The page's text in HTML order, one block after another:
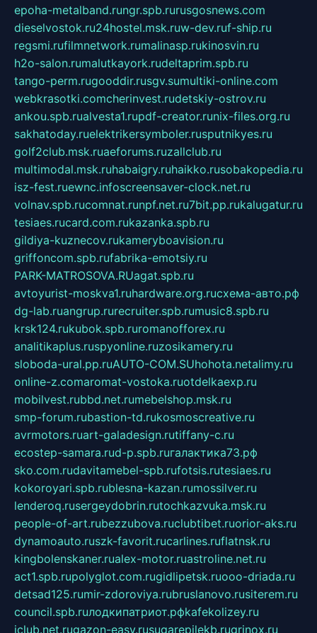
epoha-metalband.rungr.spb.rurusgosnews.com
dieselvostok.ru24hostel.msk.ruw-dev.ruf-ship.ru
regsmi.rufilmnetwork.rumalinasp.rukinosvin.ru
h2o-salon.rumalutkayork.rudeltaprim.spb.ru
tango-perm.rugooddir.rusgv.sumultiki-online.com
webkrasotki.comcherinvest.rudetskiy-ostrov.ru
ankou.spb.rualvesta1.rupdf-creator.runix-files.org.ru
sakhatoday.ruelektrikersymboler.rusputnikyes.ru
golf2club.msk.ruaeforums.ruzallclub.ru
multimodal.msk.ruhabaigry.ruhaikko.rusobakopedia.ru
isz-fest.ruewnc.infoscreensaver-clock.net.ru
volnav.spb.rucomnat.runpf.net.ru7bit.pp.rukalugatur.ru
tesiaes.rucard.com.rukazanka.spb.ru
gildiya-kuznecov.rukameryboavision.ru
griffoncom.spb.rufabrika-emotsiy.ru
PARK-MATROSOVA.RUagat.spb.ru
avtoyurist-moskva1.ruhardware.org.ruсхема-авто.рф
dg-lab.ruangrup.rurecruiter.spb.rumusic8.spb.ru
krsk124.rukubok.spb.ruromanofforex.ru
analitikaplus.ruspyonline.ruzosikamery.ru
sloboda-ural.pp.ruAUTO-COM.SUhohota.netalimy.ru
online-z.comaromat-vostoka.ruotdelkaexp.ru
mobilvest.rubbd.net.rumebelshop.msk.ru
smp-forum.rubastion-td.rukosmoscreative.ru
avrmotors.ruart-galadesign.rutiffany-c.ru
ecostep-samara.rud-p.spb.ruгалактика73.рф
sko.com.rudavitamebel-spb.rufotsis.rutesiaes.ru
kokoroyari.spb.rublesna-kazan.rumossilver.ru
lenderoq.rusergeydobrin.rutochkazvuka.msk.ru
people-of-art.rubezzubova.ruclubtibet.ruorior-aks.ru
dynamoauto.ruszk-favorit.rucarlines.ruflatnsk.ru
kingbolenskaner.rualex-motor.ruastroline.net.ru
act1.spb.rupolyglot.com.rugidlipetsk.ruooo-driada.ru
detsad125.rumir-zdoroviya.rubruslanovo.rusiterem.ru
council.spb.ruлодкипатриот.рфkafekolizey.ru
iclub.net.rugazon-easy.rusugarepilekb.rugrinox.ru